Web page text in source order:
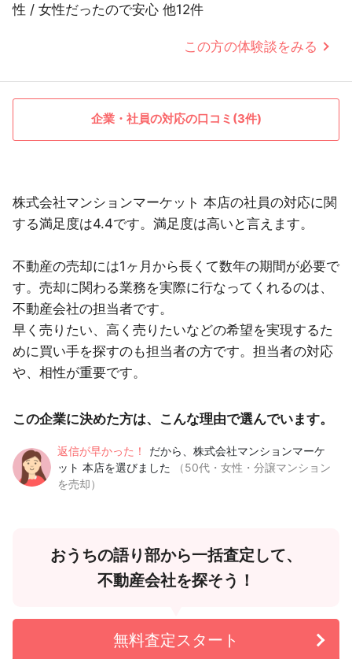
性 / 女性だったので安心 他12件
この方の体験談をみる
企業・社員の対応の口コミ(3件)
株式会社マンションマーケット 本店の社員の対応に関
する満足度は4.4です。満足度は高いと言えます。
不動産の売却には1ヶ月から長くて数年の期間が必要で
す。売却に関わる業務を実際に行なってくれるのは、
不動産会社の担当者です。
早く売りたい、高く売りたいなどの希望を実現するた
めに買い手を探すのも担当者の方です。担当者の対応
や、相性が重要です。
この企業に決めた方は、こんな理由で選んでいます。
返信が早かった！
だから、株式会社マンションマーケ
ット 本店を選びました
（50代・女性・分譲マンション
を売却）
おうちの語り部から一括査定して、
不動産会社を探そう！
無料査定スタート